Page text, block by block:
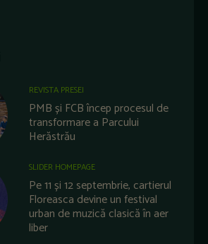
REVISTA PRESEI
PMB și FCB încep procesul de
transformare a Parcului
Herăstrău
SLIDER HOMEPAGE
Pe 11 și 12 septembrie, cartierul
Floreasca devine un festival
urban de muzică clasică în aer
liber